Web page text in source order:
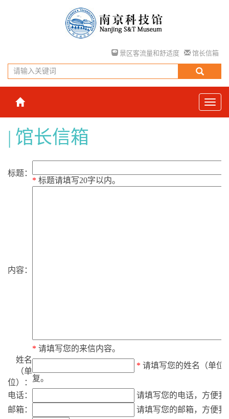
景区客流量和舒适度 馆长信箱
馆长信箱
标题：
* 标题请填写20字以内。
内容：
* 请填写您的来信内容。
姓名
（单
位）：
* 请填写您的姓名（单位
复。
电话：
请填写您的电话，方便我
邮箱：
请填写您的邮箱，方便我